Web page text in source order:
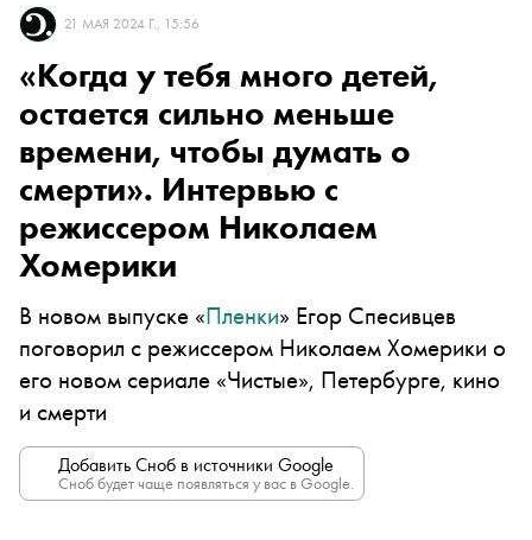
21 МАЯ 2024 Г., 15:56
«Когда у тебя много детей,
остается сильно меньше
времени, чтобы думать о
смерти». Интервью с
режиссером Николаем
Хомерики
В новом выпуске «Пленки» Егор Спесивцев
поговорил с режиссером Николаем Хомерики о
его новом сериале «Чистые», Петербурге, кино
и смерти
Добавить Сноб в источники Google
Сноб будет чаще появляться у вас в Google.